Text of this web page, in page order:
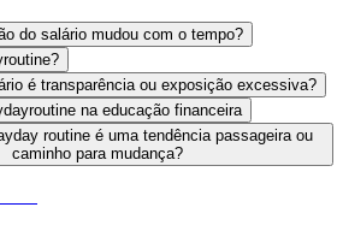
do salário mudou com o tempo?
é transparência ou exposição excessiva?
na educação financeira
routine é uma tendência passageira ou
caminho para mudança?